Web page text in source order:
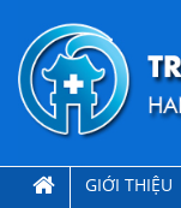
GIỚI THIỆU